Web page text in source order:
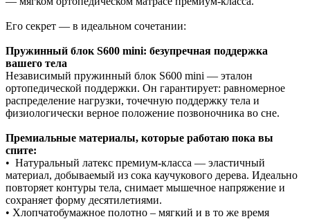
Его секрет — в идеальном сочетании:
Пружинный блок S600 mini: безупречная поддержка
вашего тела
Независимый пружинный блок S600 mini — эталон
ортопедической поддержки. Он гарантирует: равномерное
распределение нагрузки, точечную поддержку тела и
физиологически верное положение позвоночника во сне.
Премиальные материалы, которые работаю пока вы
спите:
• Натуральный латекс премиум‑класса — эластичный
материал, добываемый из сока каучукового дерева. Идеально
повторяет контуры тела, снимает мышечное напряжение и
сохраняет форму десятилетиями.
• Хлопчатобумажное полотно – мягкий и в то же время